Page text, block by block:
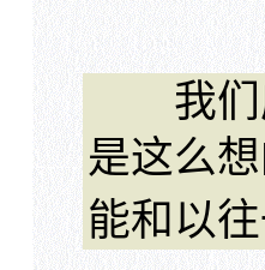
我们应
是这么
能和以往